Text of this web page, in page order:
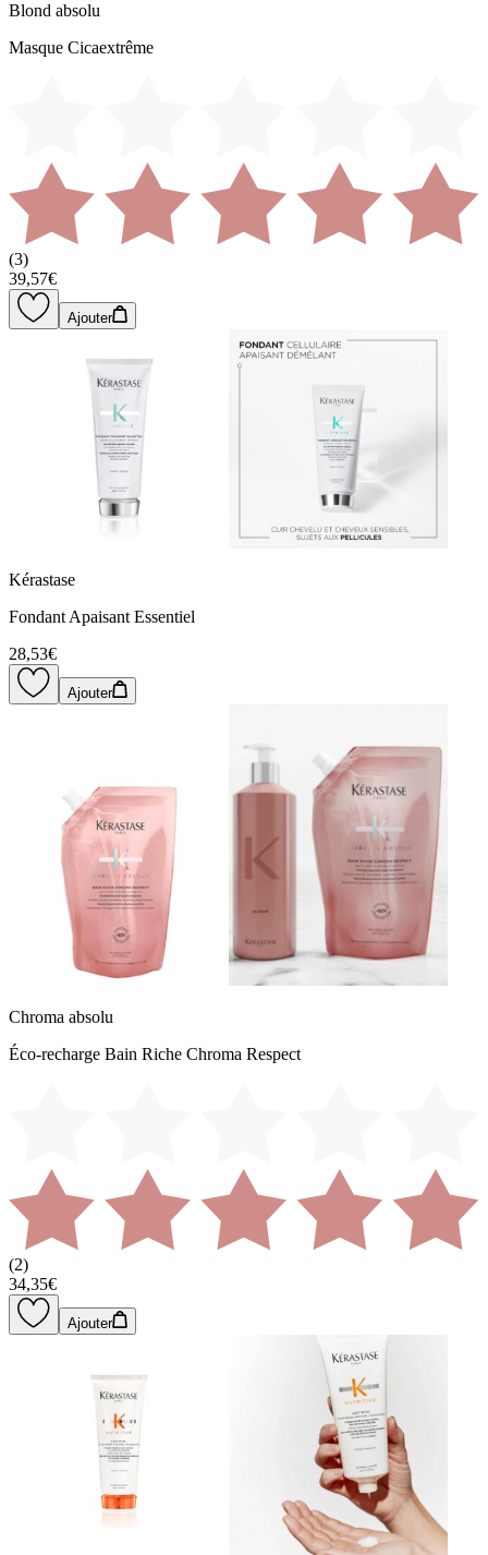
Blond absolu
Masque Cicaextrême
(3)
39,57€
Ajouter
Kérastase
Fondant Apaisant Essentiel
28,53€
Ajouter
Chroma absolu
Éco-recharge Bain Riche Chroma Respect
(2)
34,35€
Ajouter